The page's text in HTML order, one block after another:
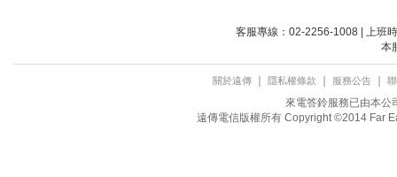
客服專線：02-2256-1008 | 上班
本
關於遠傳｜ 隱私權條款 服務公告｜
來電答鈴服務已由本公
遠傳電信版權所有 Copyright ©2014 Far